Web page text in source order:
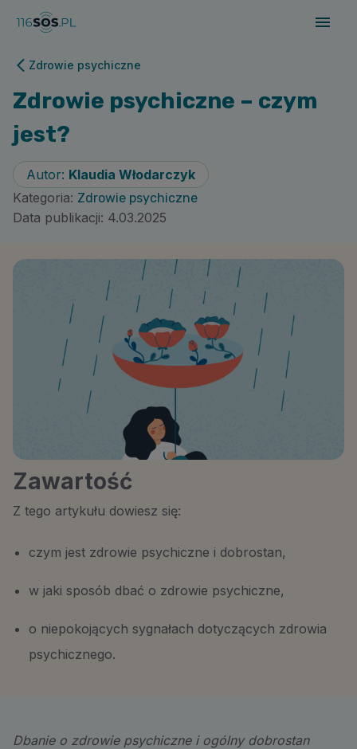
Zdrowie psychiczne
Zdrowie psychiczne – czym
jest?
Autor: Klaudia Włodarczyk
Kategoria: Zdrowie psychiczne
Data publikacji: 4.03.2025
Zawartość
Z tego artykułu dowiesz się:
czym jest zdrowie psychiczne i dobrostan,
w jaki sposób dbać o zdrowie psychiczne,
o niepokojących sygnałach dotyczących zdrowia
psychicznego.
Dbanie o zdrowie psychiczne i ogólny dobrostan